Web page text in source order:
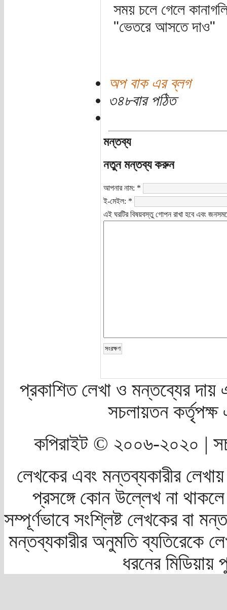
সময় চলে গেলে
"ভেতরে আসতে দাও"
অপ বাক এর ব্লগ
৩৪৮বার পঠিত
মন্তব্য
নতুন মন্তব্য করুন
আপনার নাম: *
ই-মেইল: *
এই ঘরটির বিষয়বস্তু গোপন রাখা হবে এবং
প্রকাশিত লেখা ও মন্তব্যের দায়
সচলায়তন
কপিরাইট © ২০০৬-২০২০ |
লেখকের এবং মন্তব্যকারীর
প্রসঙ্গে কোন উল্লেখ না
সম্পূর্ণভাবে সংশ্লিষ্ট লেখকের বা
মন্তব্যকারীর অনুমতি ব্যতিরেকে
ধরনের মিডিয়ায়